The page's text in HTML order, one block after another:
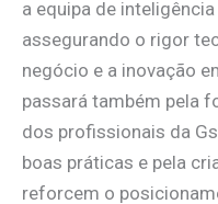
a equipa de
assegurando o rigor
negócio e a inovação
passará também pela
dos profissionais da
boas práticas e pela
reforcem o